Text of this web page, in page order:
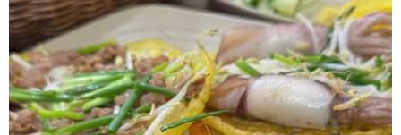
mạnh và gây thiệt hại lớn hơn
16/05/2023 08:55
Các nhà khoa học dự báo trong tương lai, xoáy thuận
nhiệt đới sẽ xuất hiện tại nhiều nơi chưa từng thấy dạng
bão này trước đây do hiện tượng ấm lên toàn cầu đang